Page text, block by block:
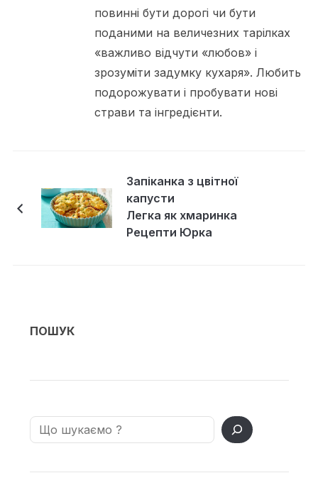
повинні бути дорогі чи бути
поданими на величезних тарілках
«важливо відчути «любов» і
зрозуміти задумку кухаря». Любить
подорожувати і пробувати нові
страви та інгредієнти.
Запіканка з цвітної
капусти
Легка як хмаринка
Рецепти Юрка
ПОШУК
Search